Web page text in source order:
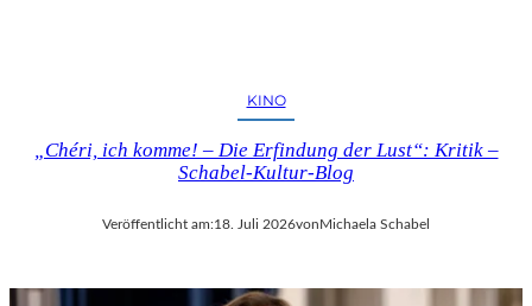
KINO
„Chéri, ich komme! – Die Erfindung der Lust“: Kritik –
Schabel-Kultur-Blog
Veröffentlicht am:18. Juli 2026vonMichaela Schabel